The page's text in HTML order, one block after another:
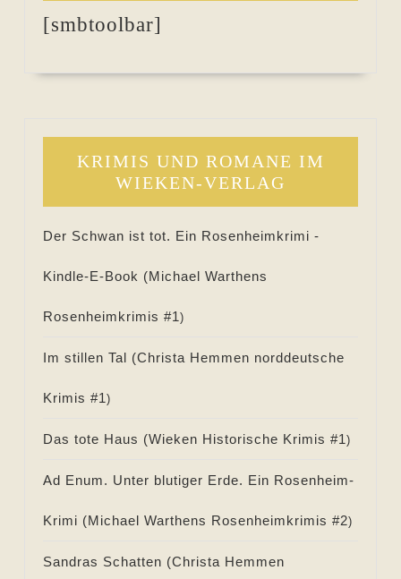
[smbtoolbar]
KRIMIS UND ROMANE IM
WIEKEN-VERLAG
Der Schwan ist tot. Ein Rosenheimkrimi -
Kindle-E-Book (Michael Warthens
Rosenheimkrimis #1)
Im stillen Tal (Christa Hemmen norddeutsche
Krimis #1)
Das tote Haus (Wieken Historische Krimis #1)
Ad Enum. Unter blutiger Erde. Ein Rosenheim-
Krimi (Michael Warthens Rosenheimkrimis #2)
Sandras Schatten (Christa Hemmen